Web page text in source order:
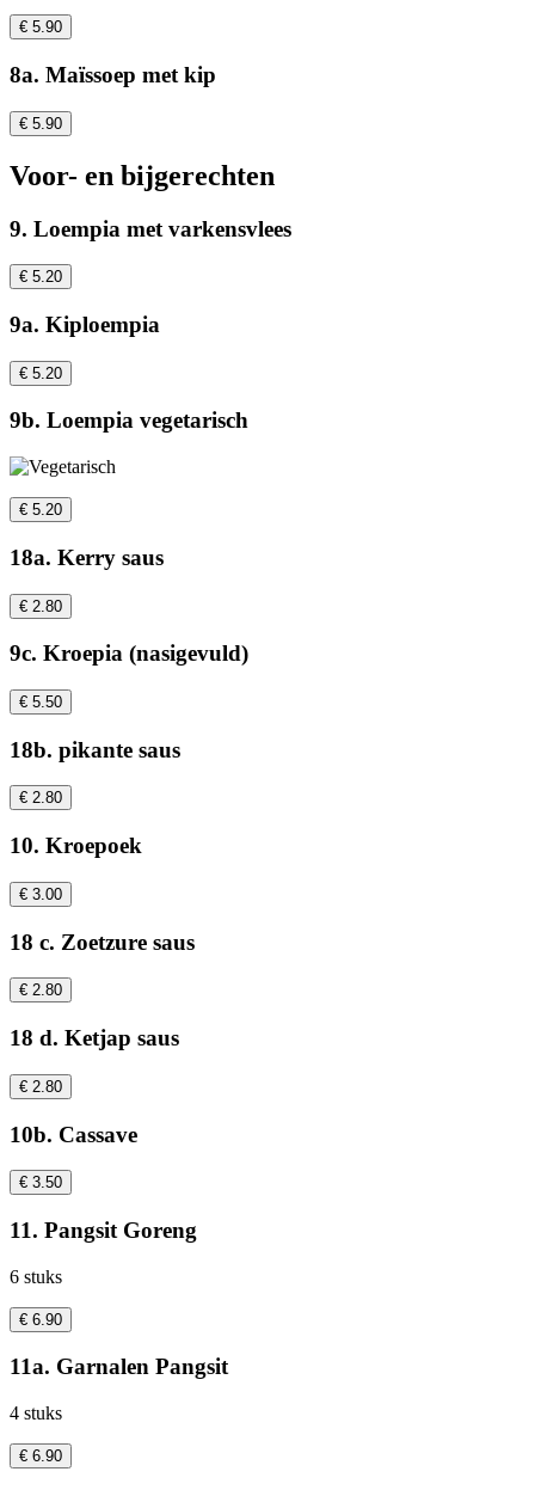
€ 5.90
8a. Maïssoep met kip
€ 5.90
Voor- en bijgerechten
9. Loempia met varkensvlees
€ 5.20
9a. Kiploempia
€ 5.20
9b. Loempia vegetarisch
€ 5.20
18a. Kerry saus
€ 2.80
9c. Kroepia (nasigevuld)
€ 5.50
18b. pikante saus
€ 2.80
10. Kroepoek
€ 3.00
18 c. Zoetzure saus
€ 2.80
18 d. Ketjap saus
€ 2.80
10b. Cassave
€ 3.50
11. Pangsit Goreng
6 stuks
€ 6.90
11a. Garnalen Pangsit
4 stuks
€ 6.90